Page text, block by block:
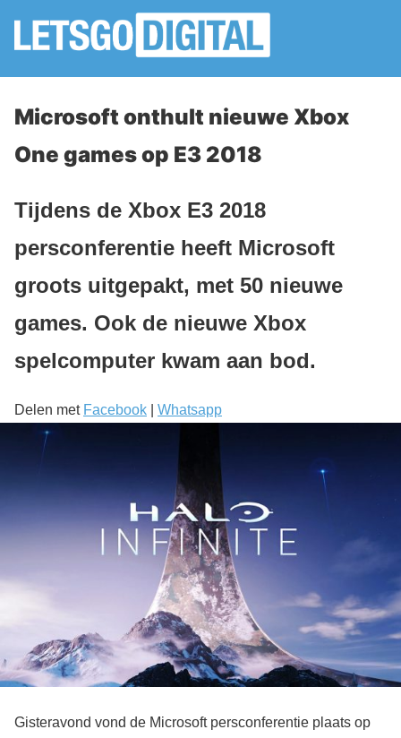
Microsoft onthult nieuwe Xbox
One games op E3 2018
Tijdens de Xbox E3 2018
persconferentie heeft Microsoft
groots uitgepakt, met 50 nieuwe
games. Ook de nieuwe Xbox
spelcomputer kwam aan bod.
Delen met Facebook Whatsapp
Gisteravond vond de Microsoft persconferentie plaats op